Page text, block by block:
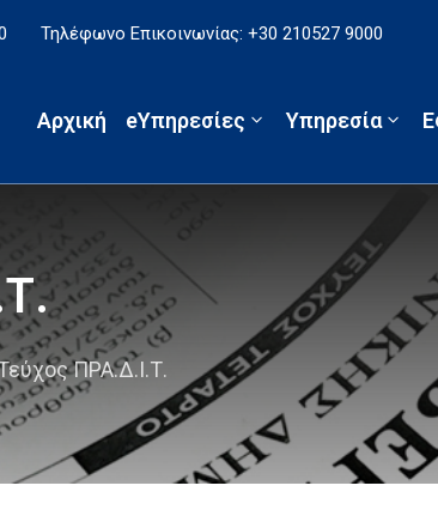
Τηλέφωνο Επικοινωνίας: +30 210527 9000
Αρχική eΥπηρεσίες Υπηρεσία
ΠΡΑ.Δ.Ι.Τ.